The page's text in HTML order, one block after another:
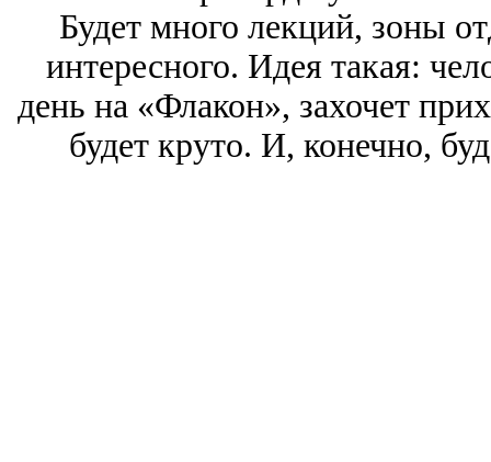
Будет много лекций, зоны
интересного. Идея такая:
день на «Флакон», захочет
будет круто. И, конечно,